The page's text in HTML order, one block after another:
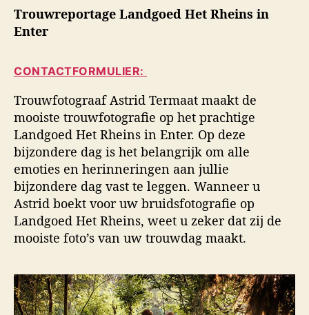
d
s
o
t
o
g
r
a
f
i
e
h
t
u
r
h
m
Trouwreportage Landgoed Het Rheins in
Enter
CONTACTFORMULIER:
Trouwfotograaf Astrid Termaat maakt de
mooiste trouwfotografie op het prachtige
Landgoed Het Rheins in Enter. Op deze
bijzondere dag is het belangrijk om alle
emoties en herinneringen aan jullie
bijzondere dag vast te leggen. Wanneer u
Astrid boekt voor uw bruidsfotografie op
Landgoed Het Rheins, weet u zeker dat zij de
mooiste foto’s van uw trouwdag maakt.